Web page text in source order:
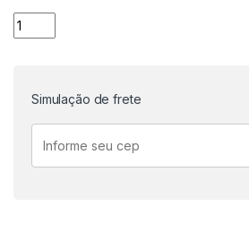
Cabo Starlink Mini Veícular com
Simulação de frete